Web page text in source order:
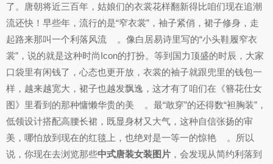
了。唐朝将近三百年，姑娘们的衣裳花样翻新得比咱们现在追潮
流还快！早些年，流行的是“窄衣裳”，袖子紧俏，裙子修身，走
起路来那叫一个利落风流
。像白居易诗里写的“小头鞋履窄衣
裳”，说的就是这种时尚Icon的打扮。等到国力顶盛的时辰，大家
口袋里有闲钱了，心态也更开放，衣裳的袖子就跟兜里的钱包一
样，越来越宽大，裙子也越发飘逸，这才有了咱们在《簪花仕女
图》里看到的那种慵懒华贵的美
。最“敢穿”的还得数“袒胸装”，
低领设计搭配高腰长裙，既显身材又大气，这种自信张扬的审
美，哪怕放到现在的红毯上，也绝对是一等一的惊艳
。所以
说，你现在去浏览那些中式唐装女装图片 ，会发现从简约利落到